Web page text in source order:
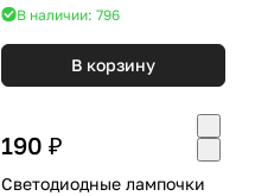
В наличии: 796
В корзину
190 ₽
Светодиодные лампочки